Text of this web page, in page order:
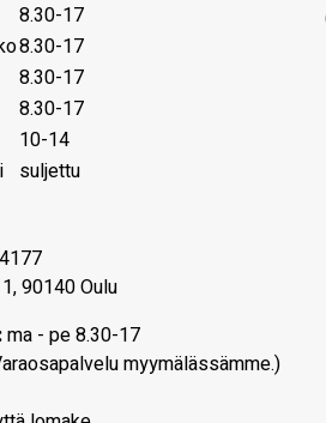
8.30-17
8.30-17
8.30-17
8.30-17
10-14
suljettu
90140 Oulu
ma - pe 8.30-17
myymälässämme.)